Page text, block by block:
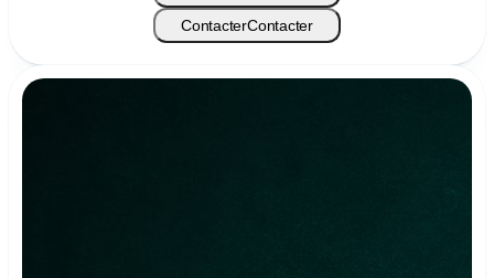
ContacterContacter